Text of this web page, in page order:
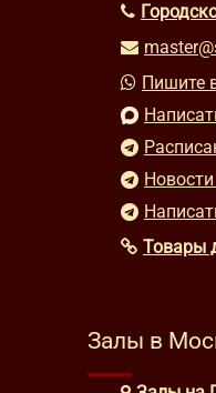
Пишите
Товары
Залы в